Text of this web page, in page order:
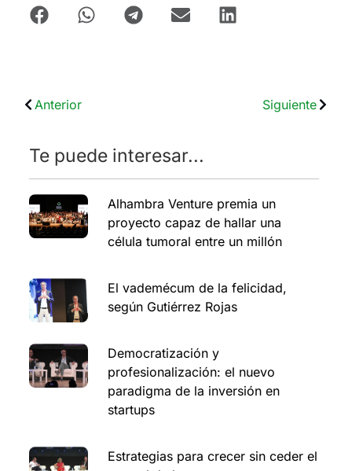
Anterior Siguiente
Te puede interesar...
Alhambra Venture premia un
proyecto capaz de hallar una
célula tumoral entre un millón
El vademécum de la felicidad,
según Gutiérrez Rojas
Democratización y
profesionalización: el nuevo
paradigma de la inversión en
startups
Estrategias para crecer sin ceder el